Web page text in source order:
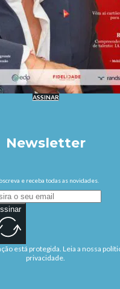
ASSINAR
Newsletter
e receba todas as novidades.
está protegida. Leia a nossa
privacidade.